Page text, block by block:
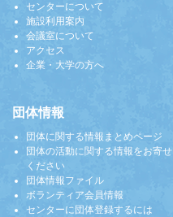
センターについて
施設利用案内
会議室について
アクセス
企業・大学の方へ
団体情報
団体に関する情報まとめページ
団体の活動に関する情報をお寄せ
ください
団体情報ファイル
ボランティア会員情報
センターに団体登録するには